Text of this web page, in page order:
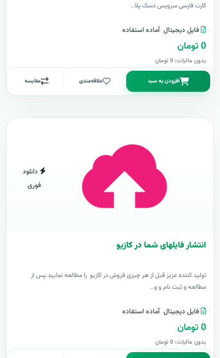
کارت فارسی سرویس دسک پلا..
فایل دیجیتال آماده استفاده
0 تومان
بدون مالیات: 0 تومان
افزودن به سبد علاقه‌مندی مقایسه
دانلود
فوری
انتشار فایلهای شما در کازیو
توليد کننده عزيز قبل از هر چیزی فروش در کازیو را مطالعه نمایید.پس از
مطالعه و ثبت نام و و..
فایل دیجیتال آماده استفاده
0 تومان
بدون مالیات: 0 تومان